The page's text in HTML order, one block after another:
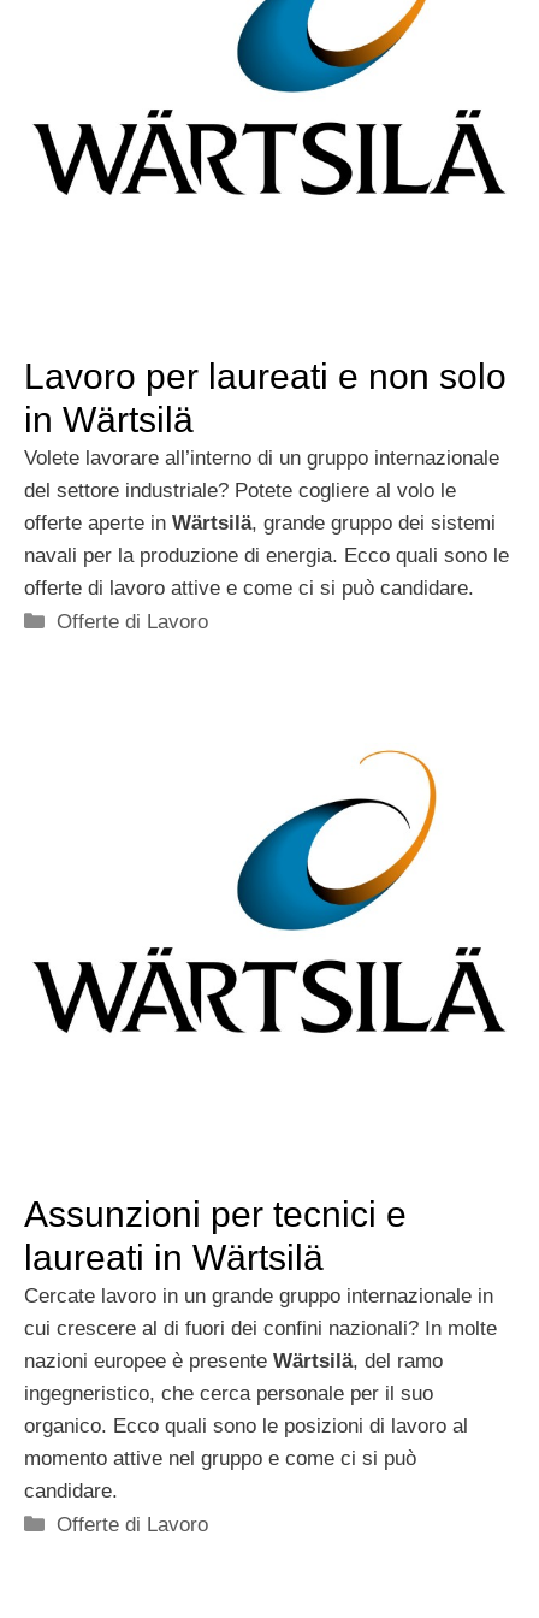
Lavoro per laureati e non solo
in Wärtsilä
Volete lavorare all’interno di un gruppo internazionale
del settore industriale? Potete cogliere al volo le
offerte aperte in Wärtsilä, grande gruppo dei sistemi
navali per la produzione di energia. Ecco quali sono le
offerte di lavoro attive e come ci si può candidare.
Categorie
Offerte di Lavoro
Assunzioni per tecnici e
laureati in Wärtsilä
Cercate lavoro in un grande gruppo internazionale in
cui crescere al di fuori dei confini nazionali? In molte
nazioni europee è presente Wärtsilä, del ramo
ingegneristico, che cerca personale per il suo
organico. Ecco quali sono le posizioni di lavoro al
momento attive nel gruppo e come ci si può
candidare.
Categorie
Offerte di Lavoro